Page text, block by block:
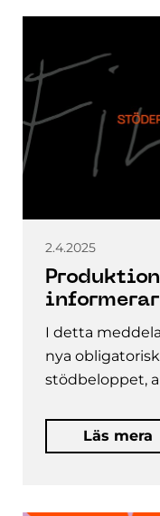
2.4.2025
I detta
nya
stödbeloppet,
Läs mera